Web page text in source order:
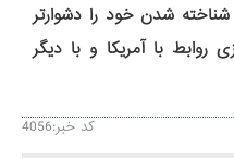
شدن خود را دشوارتر
روابط با آمریکا و با دیگر
کد خبر:4056